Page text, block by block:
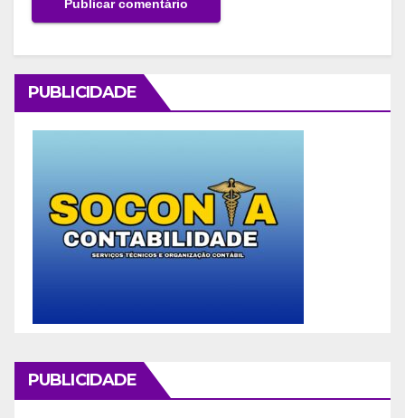
PUBLICIDADE
PUBLICIDADE